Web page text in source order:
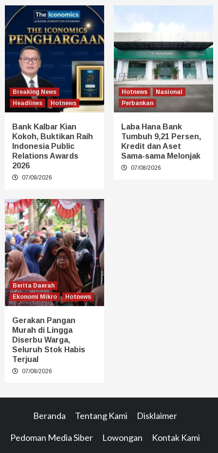
Breaking News
Headlines
Hotnews
Bank Kalbar Kian
Kokoh, Buktikan Raih
Indonesia Public
Relations Awards
2026
07/08/2026
Hotnews
Nasional
Perbankan
Laba Hana Bank
Tumbuh 9,21 Persen,
Kredit dan Aset
Sama-sama Melonjak
07/08/2026
Berita Daerah
Ekonomi Mikro
Hotnews
Gerakan Pangan
Murah di Lingga
Diserbu Warga,
Seluruh Stok Habis
Terjual
07/08/2026
Beranda Tentang Kami Disklaimer
Pedoman Media Siber Lowongan Kontak Kami